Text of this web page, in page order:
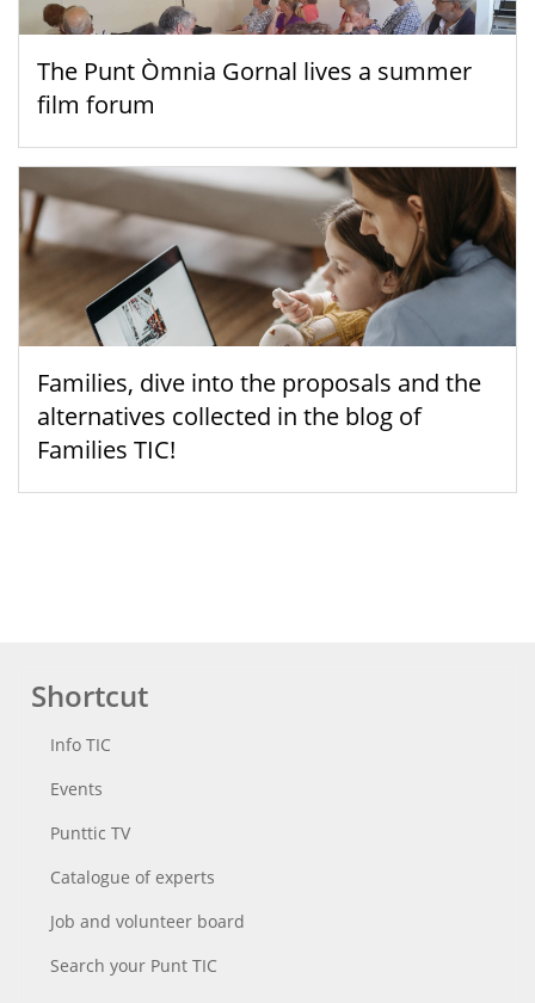
The Punt Òmnia Gornal lives a summer
film forum
Families, dive into the proposals and the
alternatives collected in the blog of
Families TIC!
Shortcut
Info TIC
Events
Punttic TV
Catalogue of experts
Job and volunteer board
Search your Punt TIC